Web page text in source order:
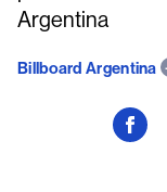
Argentina
Billboard Argentina
Seguí